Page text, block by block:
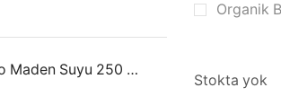
Organik
Stokta yok
San Pellegrino Maden Suyu 250 ml 6'lı